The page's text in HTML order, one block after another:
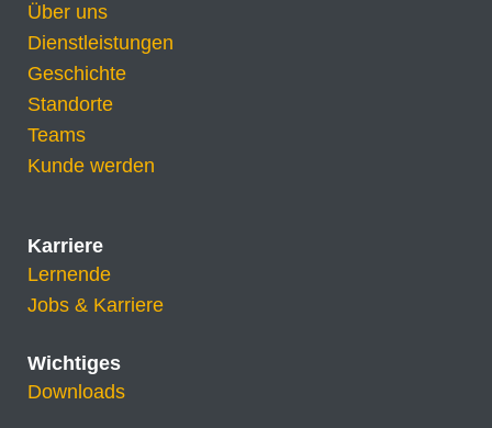
Über uns
Dienstleistungen
Geschichte
Standorte
Teams
Kunde werden
Karriere
Lernende
Jobs & Karriere
Wichtiges
Downloads